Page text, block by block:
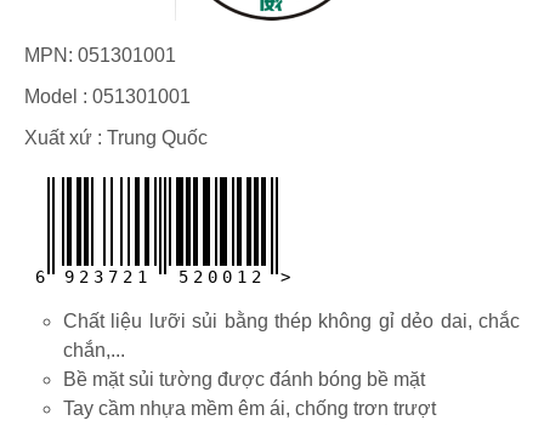
MPN: 051301001
Model : 051301001
Xuất xứ : Trung Quốc
6 9 2 3 7 2 1 5 2 0 0 1 2 >
Chất liệu lưỡi sủi bằng thép không gỉ dẻo dai, chắc
chắn,...
Bề mặt sủi tường được đánh bóng bề mặt
Tay cầm nhựa mềm êm ái, chống trơn trượt